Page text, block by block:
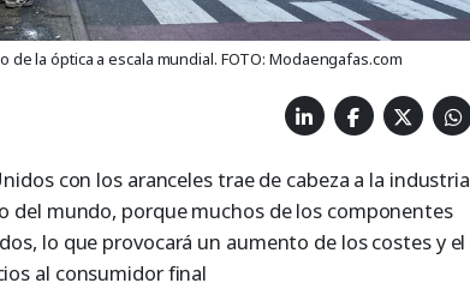
de la óptica a escala mundial. FOTO: Modaengafas.com
con los aranceles trae de cabeza a la industria
del mundo, porque muchos de los componentes
lo que provocará un aumento de los costes y el
al consumidor final